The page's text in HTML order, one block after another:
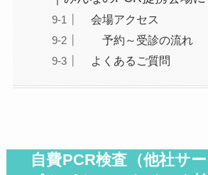
会場アクセス
予約～受診の流れ
よくあるご質問
自費PCR検査（他社サ